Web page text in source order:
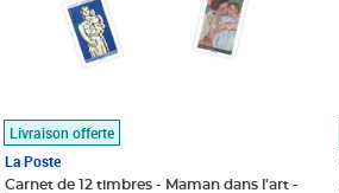
Livraison offerte
La Poste
Carnet de 12 timbres - Maman dans l'art -